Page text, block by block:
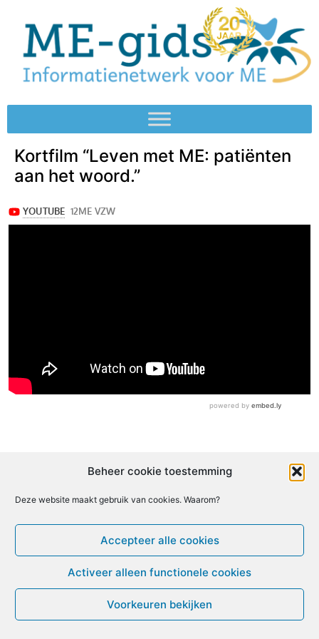
Beheer cookie toestemming
Deze website maakt gebruik van cookies. Waarom?
Accepteer alle cookies
Activeer alleen functionele cookies
Voorkeuren bekijken
Kortfilm “Leven met ME: patiënten
aan het woord.”
van 12ME leggen patiënten uit wat
ME/cvs voor hen betekent en hoe dit hun leven
ingrijpend veranderde. Een terugblik op de
driedaagse.
© ME-gids.net 2005 – 2026 Migratie/Update website
Dirk Ghijs